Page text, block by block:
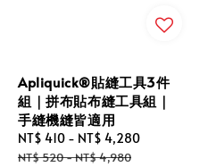
Apliquick®貼縫工具3件
組｜拼布貼布縫工具組｜
手縫機縫皆適用
Sale
price
NT$ 410 - NT$ 4,280
NT$ 520-NT$ 4,980